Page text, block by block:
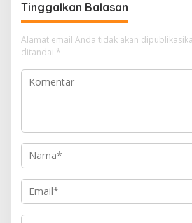
Tinggalkan Balasan
Alamat email Anda tidak akan
ditandai *